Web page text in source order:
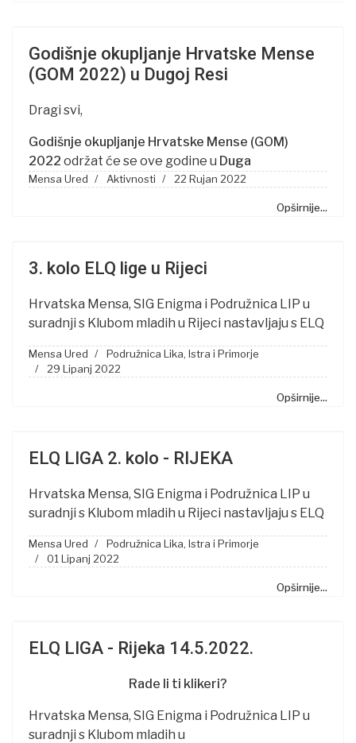
Godišnje okupljanje Hrvatske Mense
(GOM 2022) u Dugoj Resi
Dragi svi,
Godišnje okupljanje Hrvatske Mense (GOM)
2022 održat će se ove godine u Duga
Mensa Ured Aktivnosti 22 Rujan 2022
Opširnije...
3. kolo ELQ lige u Rijeci
Hrvatska Mensa, SIG Enigma i Podružnica LIP u
suradnji s Klubom mladih u Rijeci nastavljaju s ELQ
Mensa Ured
Podružnica Lika, Istra i Primorje
29 Lipanj 2022
Opširnije...
ELQ LIGA 2. kolo - RIJEKA
Hrvatska Mensa, SIG Enigma i Podružnica LIP u
suradnji s Klubom mladih u Rijeci nastavljaju s ELQ
Mensa Ured
Podružnica Lika, Istra i Primorje
01 Lipanj 2022
Opširnije...
ELQ LIGA - Rijeka 14.5.2022.
Rade li ti klikeri?
Hrvatska Mensa, SIG Enigma i Podružnica LIP u
suradnji s Klubom mladih u